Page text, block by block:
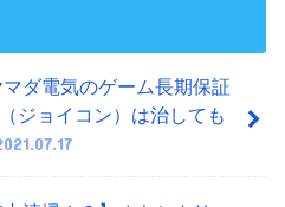
マダ電気のゲーム長期保証
ジョイコン）は治しても